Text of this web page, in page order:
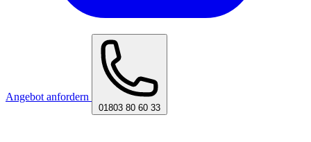
Angebot anfordern
01803 80 60 33